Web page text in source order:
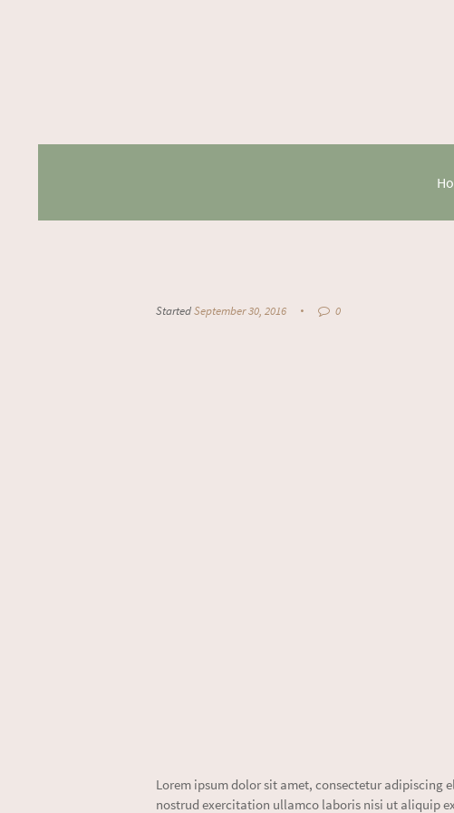
StartedSeptember 30, 2016 0
Lorem ipsum dolor sit amet, consectetur adipiscing
nostrud exercitation ullamco laboris nisi ut aliquip